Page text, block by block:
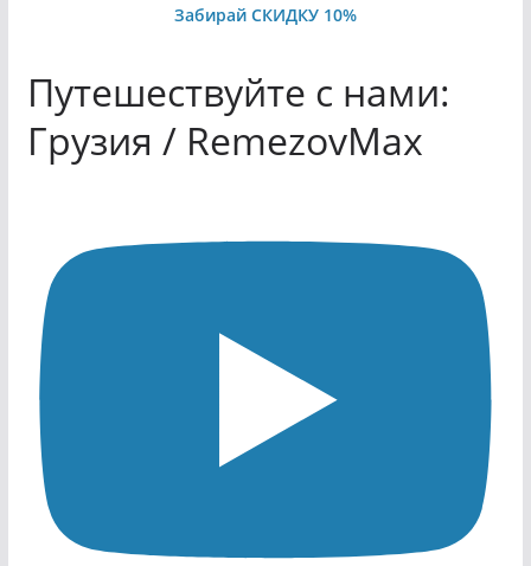
Забирай СКИДКУ 10%
Путешествуйте с нами:
Грузия / RemezovMax